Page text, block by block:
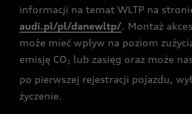
informacji na temat WLTP na
audi.pl/pl/danewltp/. Montaż
może mieć wpływ na poziom
emisję CO2 lub zasięg oraz może
po pierwszej rejestracji pojazdu,
życzenie.